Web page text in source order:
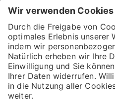
© 2026 121WATT GmbH
Über uns